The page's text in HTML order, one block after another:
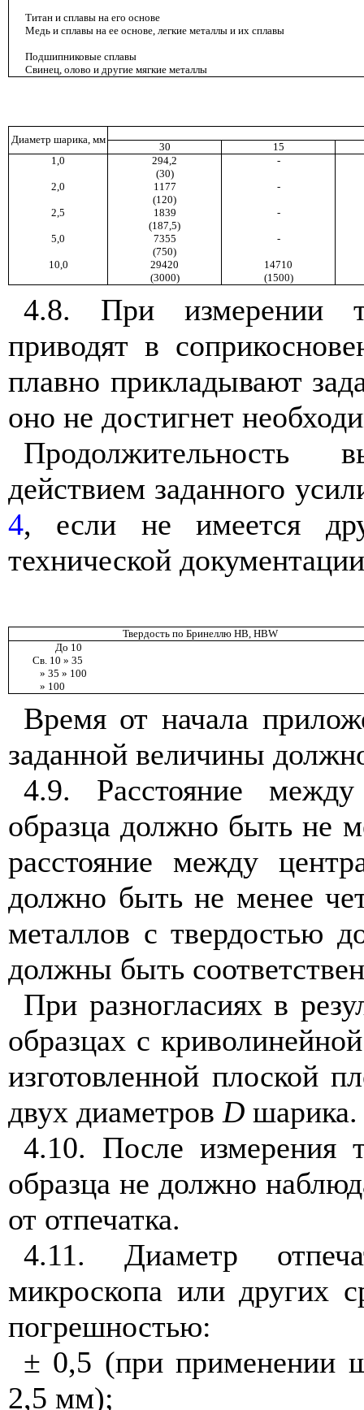
Титан и сплавы на его основе
Медь и сплавы на ее основе, легкие металлы и их сплавы
Подшипниковые сплавы
Свинец, олово и другие мягкие металлы
Диаметр шарика, мм
30
15
1,0
294,2
(30)
-
2,0
1177
(120)
-
2,5
1839
(187,5)
-
5,0
7355
(750)
-
10,0
29420
(3000)
14710
(1500)
4.8. При измерении
приводят в
плавно прикладывают
оно не достигнет
Продолжительность
действием заданного
4, если не имеется
технической
Твердость по Бринеллю НВ, HBW
До 10
Св. 10 » 35
» 35 » 100
» 100
Время от начала
заданной величины
4.9. Расстояние
образца должно быть не
расстояние между
должно быть не менее
металлов с твердостью
должны быть
При разногласиях в
образцах с
изготовленной плоской
двух диаметров D шарика.
4.10. После измерения
образца не должно
от отпечатка.
4.11. Диаметр
микроскопа или других
погрешностью:
± 0,5 (при применении
2,5 мм);